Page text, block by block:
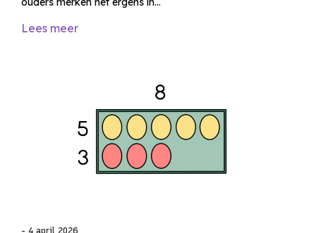
Lees meer
- 4 april 2026